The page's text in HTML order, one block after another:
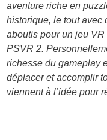
aventure riche en
historique, le tout avec
aboutis pour un jeu
PSVR 2.
richesse du gameplay
déplacer et accomplir
viennent à l’idée pour